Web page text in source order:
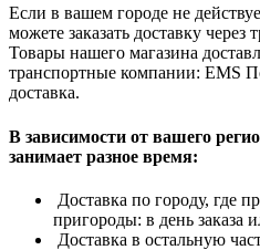
Если в вашем городе не
можете заказать доставку
Товары нашего магазина
транспортные компании: EMS
доставка.
В зависимости от вашего
занимает разное время:
Доставка по городу, где
пригороды: в день заказа
Доставка в остальную